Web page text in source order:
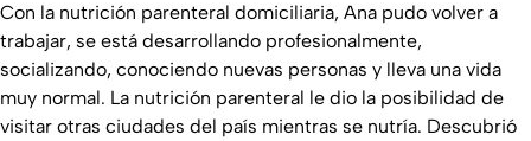
Con la nutrición parenteral domiciliaria, Ana pudo volver a
trabajar, se está desarrollando profesionalmente,
socializando, conociendo nuevas personas y lleva una vida
muy normal. La nutrición parenteral le dio la posibilidad de
visitar otras ciudades del país mientras se nutría. Descubrió